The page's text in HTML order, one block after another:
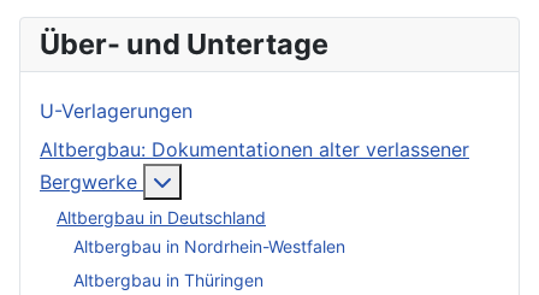
Über- und Untertage
U-Verlagerungen
Altbergbau: Dokumentationen alter verlassener
Bergwerke
Altbergbau in Deutschland
Altbergbau in Nordrhein-Westfalen
Altbergbau in Thüringen